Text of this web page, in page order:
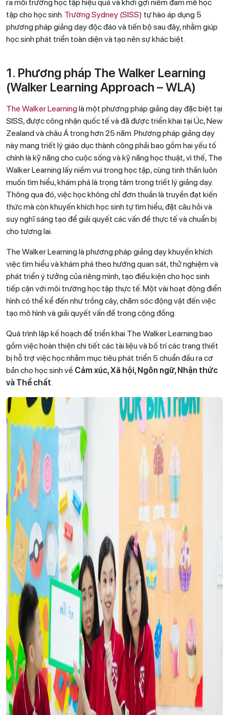
ra môi trường học tập hiệu quả và khơi gợi niềm đam mê học
tập cho học sinh. Trường Sydney (SISS) tự hào áp dụng 5
phương pháp giảng dạy độc đáo và tiến bộ sau đây, nhằm giúp
học sinh phát triển toàn diện và tạo nên sự khác biệt.
1. Phương pháp The Walker Learning
(Walker Learning Approach – WLA)
The Walker Learninglà một phương pháp giảng dạy đặc biệt tại
SISS, được công nhận quốc tế và đã được triển khai tại Úc, New
Zealand và châu Á trong hơn 25 năm. Phương pháp giảng dạy
này mang triết lý giáo dục thành công phải bao gồm hai yếu tố
chính là kỹ năng cho cuộc sống và kỹ năng học thuật, vì thế, The
Walker Learning lấy niềm vui trong học tập, cùng tinh thần luôn
muốn tìm hiểu, khám phá là trọng tâm trong triết lý giảng dạy.
Thông qua đó, việc học không chỉ đơn thuần là truyền đạt kiến
thức mà còn khuyến khích học sinh tự tìm hiểu, đặt câu hỏi và
suy nghĩ sáng tạo để giải quyết các vấn đề thực tế và chuẩn bị
cho tương lai.
The Walker Learning là phương pháp giảng dạy khuyến khích
việc tìm hiểu và khám phá theo hướng quan sát, thử nghiệm và
phát triển ý tưởng của riêng mình, tạo điều kiện cho học sinh
tiếp cận với môi trường học tập thực tế. Một vài hoạt động điển
hình có thể kể đến như trồng cây, chăm sóc động vật đến việc
tạo mô hình và giải quyết vấn đề trong cộng đồng.
Quá trình lập kế hoạch để triển khai The Walker Learning bao
gồm việc hoàn thiện chi tiết các tài liệu và bố trí các trang thiết
bị hỗ trợ việc học nhằm mục tiêu phát triển 5 chuẩn đầu ra cơ
bản cho học sinh về Cảm xúc, Xã hội, Ngôn ngữ, Nhận thức
và Thể chất.